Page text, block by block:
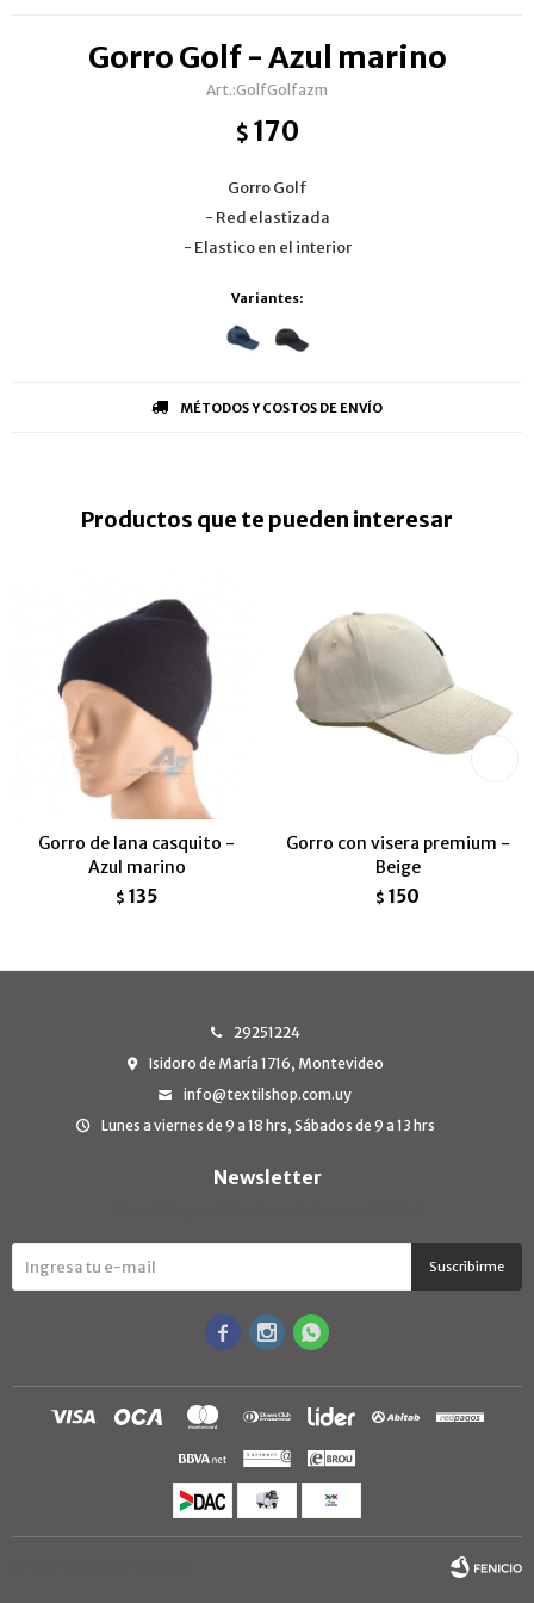
Gorro Golf - Azul marino
GolfGolfazm
$ 170
Gorro Golf
- Red elastizada
- Elastico en el interior
Variantes:
MÉTODOS Y COSTOS DE ENVÍO
Productos que te pueden interesar
Gorro de lana casquito -
Azul marino
$ 135
Gorro con visera premium -
Beige
$ 150
29251224
Isidoro de María 1716, Montevideo
info@textilshop.com.uy
Lunes a viernes de 9 a 18 hrs, Sábados de 9 a 13 hrs
Newsletter
Suscribirme
  